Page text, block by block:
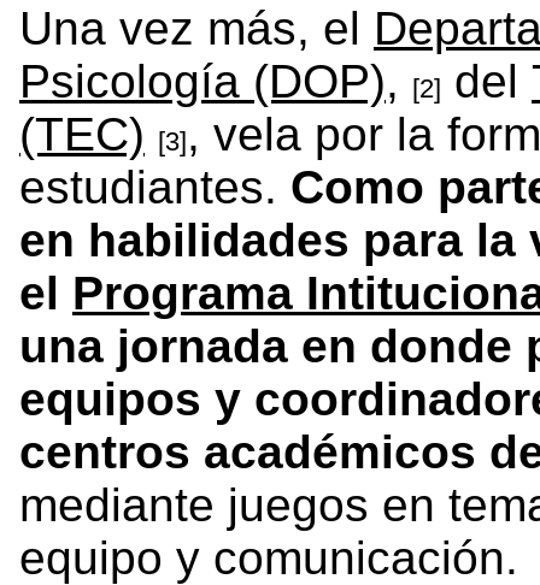
Una vez más, el
Psicología (DOP), [2] del
(TEC) [3], vela por la
estudiantes. Como
en habilidades para la
el Programa
una jornada en donde
equipos y
centros académicos
mediante juegos en
equipo y comunicación.